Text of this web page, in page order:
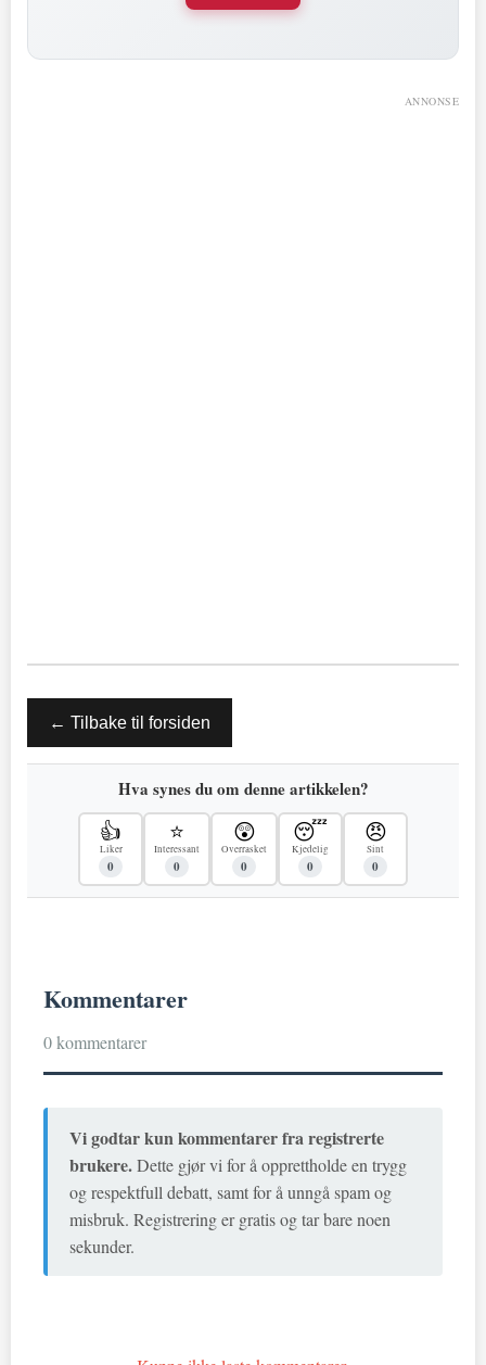
ANNONSE
← Tilbake til forsiden
Hva synes du om denne artikkelen?
👍
Liker
0
⭐
Interessant
0
😲
Overrasket
0
😴
Kjedelig
0
😠
Sint
0
Kommentarer
0 kommentarer
Vi godtar kun kommentarer fra registrerte
brukere.Dette gjør vi for å opprettholde en trygg
og respektfull debatt, samt for å unngå spam og
misbruk. Registrering er gratis og tar bare noen
sekunder.